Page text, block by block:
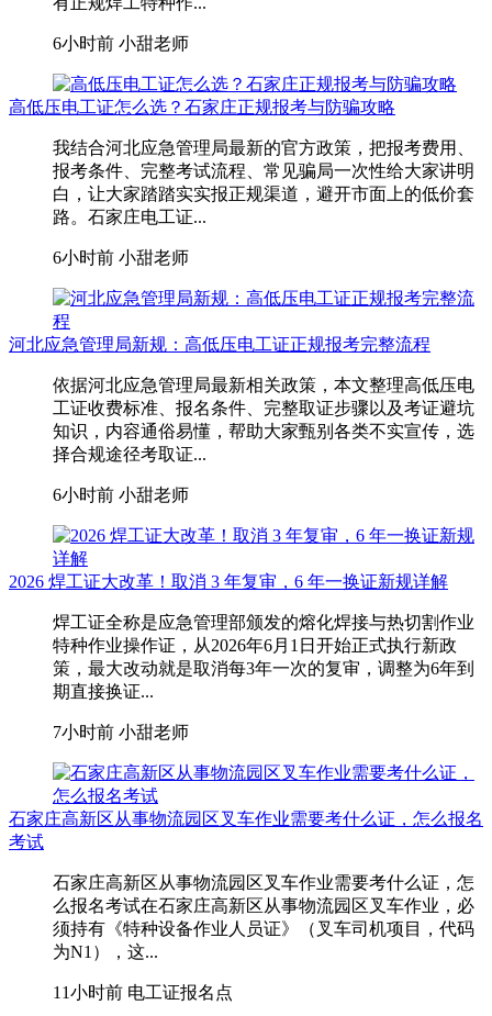
6小时前 小甜老师
高低压电工证怎么选？石家庄正规报考与防骗攻略
我结合河北应急管理局最新的官方政策，把报考费用、
报考条件、完整考试流程、常见骗局一次性给大家讲明
白，让大家踏踏实实报正规渠道，避开市面上的低价套
路。石家庄电工证...
6小时前 小甜老师
河北应急管理局新规：高低压电工证正规报考完整流程
依据河北应急管理局最新相关政策，本文整理高低压电
工证收费标准、报名条件、完整取证步骤以及考证避坑
知识，内容通俗易懂，帮助大家甄别各类不实宣传，选
择合规途径考取证...
6小时前 小甜老师
2026 焊工证大改革！取消 3 年复审，6 年一换证新规详解
焊工证全称是应急管理部颁发的熔化焊接与热切割作业
特种作业操作证，从2026年6月1日开始正式执行新政
策，最大改动就是取消每3年一次的复审，调整为6年到
期直接换证...
7小时前 小甜老师
石家庄高新区从事物流园区叉车作业需要考什么证，怎么报名
考试
石家庄高新区从事物流园区叉车作业需要考什么证，怎
么报名考试在石家庄高新区从事物流园区叉车作业，‌必
须持有《特种设备作业人员证》（叉车司机项目，代码
为N1）‌，这...
11小时前 电工证报名点